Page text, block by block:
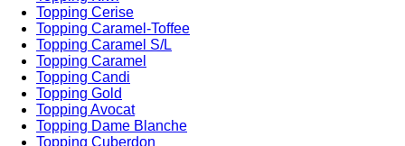
Topping Cerise
Topping Caramel-Toffee
Topping Caramel S/L
Topping Caramel
Topping Candi
Topping Gold
Topping Avocat
Topping Dame Blanche
Topping Cuberdon